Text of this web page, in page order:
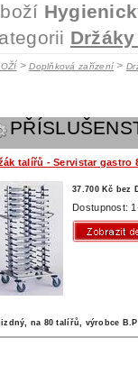
>Doplňková zařízení>
talířů - Servistar gastro
37.700 Kč bez
Dostupnost:
na 80 talířů, výrobce